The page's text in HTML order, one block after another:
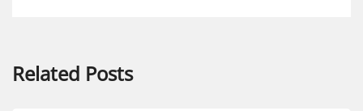
Related Posts